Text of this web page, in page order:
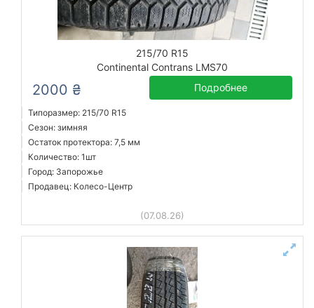
215/70 R15
Continental Contrans LMS70
2000 ₴ Подробнее
Типоразмер: 215/70 R15
Сезон: зимняя
Остаток протектора: 7,5 мм
Количество: 1шт
Город: Запорожье
Продавец: Колесо-Центр
(07.08.26)